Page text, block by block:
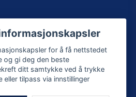
for å få nettstedet
og gi deg den beste
ditt samtykke ved å trykke
eller tilpass via innstillinger